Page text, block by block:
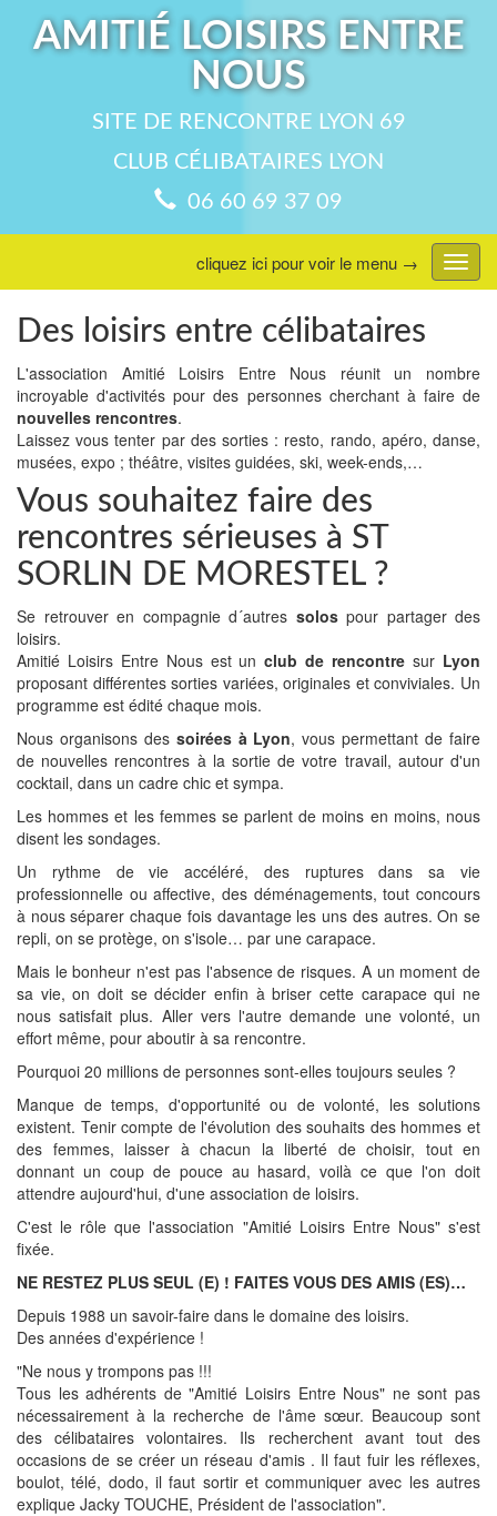
AMITIÉ LOISIRS ENTRE
NOUS
SITE DE RENCONTRE LYON 69
CLUB CÉLIBATAIRES LYON
06 60 69 37 09
menu
cliquez ici pour voir le menu →
Des loisirs entre célibataires
L'association Amitié Loisirs Entre Nous réunit un nombre
incroyable d'activités pour des personnes cherchant à faire de
nouvelles rencontres.
Laissez vous tenter par des sorties : resto, rando, apéro, danse,
musées, expo ; théâtre, visites guidées, ski, week-ends,…
Vous souhaitez faire des
rencontres sérieuses à ST
SORLIN DE MORESTEL ?
Se retrouver en compagnie d´autres solospour partager des
loisirs.
Amitié Loisirs Entre Nous est unclub de rencontre sur Lyon
proposant différentes sorties variées, originales et conviviales. Un
programme est édité chaque mois.
Nous organisons des soirées à Lyon, vous permettant de faire
de nouvelles rencontres à la sortie de votre travail, autour d'un
cocktail, dans un cadre chic et sympa.
Les hommes et les femmes se parlent de moins en moins, nous
disent les sondages.
Un rythme de vie accéléré, des ruptures dans sa vie
professionnelle ou affective, des déménagements, tout concours
à nous séparer chaque fois davantage les uns des autres. On se
repli, on se protège, on s'isole… par une carapace.
Mais le bonheur n'est pas l'absence de risques. A un moment de
sa vie, on doit se décider enfin à briser cette carapace qui ne
nous satisfait plus. Aller vers l'autre demande une volonté, un
effort même, pour aboutir à sa rencontre.
Pourquoi 20 millions de personnes sont-elles toujours seules ?
Manque de temps, d'opportunité ou de volonté, les solutions
existent. Tenir compte de l'évolution des souhaits des hommes et
des femmes, laisser à chacun la liberté de choisir, tout en
donnant un coup de pouce au hasard, voilà ce que l'on doit
attendre aujourd'hui, d'une association de loisirs.
C'est le rôle que l'association "Amitié Loisirs Entre Nous" s'est
fixée.
NE RESTEZ PLUS SEUL (E) ! FAITES VOUS DES AMIS (ES)…
Depuis 1988 un savoir-faire dans le domaine des loisirs.
Des années d'expérience !
"Ne nous y trompons pas !!!
Tous les adhérents de "Amitié Loisirs Entre Nous" ne sont pas
nécessairement à la recherche de l'âme sœur. Beaucoup sont
des célibataires volontaires. Ils recherchent avant tout des
occasions de se créer un réseau d'amis . Il faut fuir les réflexes,
boulot, télé, dodo, il faut sortir et communiquer avec les autres
explique Jacky TOUCHE, Président de l'association".